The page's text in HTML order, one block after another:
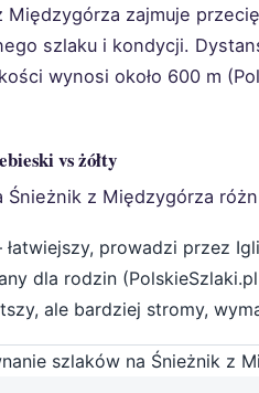
Międzygórza zajmuje
szlaku i kondycji.
wynosi około 600 m
vs żółty
Śnieżnik z Międzygórza
łatwiejszy, prowadzi przez
dla rodzin
ale bardziej stromy,
szlaków na Śnieżnik z